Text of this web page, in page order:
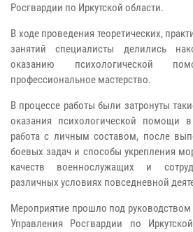
Росгвардии по Иркутской области.
В ходе проведения теоретических,
занятий специалисты делились
оказанию психологической
профессиональное мастерство.
В процессе работы были затронуты
оказания психологической помощи в
работа с личным составом, после
боевых задач и способы укрепления
качеств военнослужащих и
различных условиях повседневной
Мероприятие прошло под руководством
Управления Росгвардии по